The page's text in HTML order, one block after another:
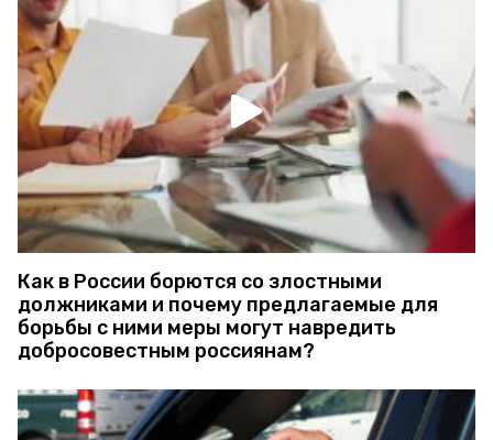
Как в России борются со злостными
должниками и почему предлагаемые для
борьбы с ними меры могут навредить
добросовестным россиянам?